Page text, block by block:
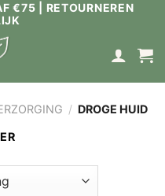
€75 | RETOURNEREN
/ DROGE HUID